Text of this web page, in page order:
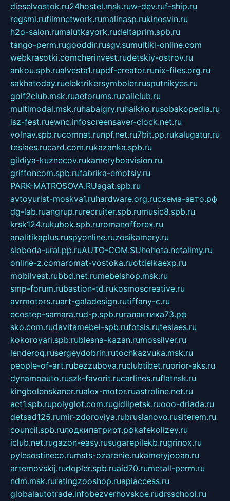
dieselvostok.ru24hostel.msk.ruw-dev.ruf-ship.ru
regsmi.rufilmnetwork.rumalinasp.rukinosvin.ru
h2o-salon.rumalutkayork.rudeltaprim.spb.ru
tango-perm.rugooddir.rusgv.sumultiki-online.com
webkrasotki.comcherinvest.rudetskiy-ostrov.ru
ankou.spb.rualvesta1.rupdf-creator.runix-files.org.ru
sakhatoday.ruelektrikersymboler.rusputnikyes.ru
golf2club.msk.ruaeforums.ruzallclub.ru
multimodal.msk.ruhabaigry.ruhaikko.rusobakopedia.ru
isz-fest.ruewnc.infoscreensaver-clock.net.ru
volnav.spb.rucomnat.runpf.net.ru7bit.pp.rukalugatur.ru
tesiaes.rucard.com.rukazanka.spb.ru
gildiya-kuznecov.rukameryboavision.ru
griffoncom.spb.rufabrika-emotsiy.ru
PARK-MATROSOVA.RUagat.spb.ru
avtoyurist-moskva1.ruhardware.org.ruсхема-авто.рф
dg-lab.ruangrup.rurecruiter.spb.rumusic8.spb.ru
krsk124.rukubok.spb.ruromanofforex.ru
analitikaplus.ruspyonline.ruzosikamery.ru
sloboda-ural.pp.ruAUTO-COM.SUhohota.netalimy.ru
online-z.comaromat-vostoka.ruotdelkaexp.ru
mobilvest.rubbd.net.rumebelshop.msk.ru
smp-forum.rubastion-td.rukosmoscreative.ru
avrmotors.ruart-galadesign.rutiffany-c.ru
ecostep-samara.rud-p.spb.ruгалактика73.рф
sko.com.rudavitamebel-spb.rufotsis.rutesiaes.ru
kokoroyari.spb.rublesna-kazan.rumossilver.ru
lenderoq.rusergeydobrin.rutochkazvuka.msk.ru
people-of-art.rubezzubova.ruclubtibet.ruorior-aks.ru
dynamoauto.ruszk-favorit.rucarlines.ruflatnsk.ru
kingbolenskaner.rualex-motor.ruastroline.net.ru
act1.spb.rupolyglot.com.rugidlipetsk.ruooo-driada.ru
detsad125.rumir-zdoroviya.rubruslanovo.rusiterem.ru
council.spb.ruлодкипатриот.рфkafekolizey.ru
iclub.net.rugazon-easy.rusugarepilekb.rugrinox.ru
pylesostineco.rumsts-ozarenie.rukameryjooan.ru
artemovskij.rudopler.spb.ruaid70.rumetall-perm.ru
ndm.msk.ruratingzooshop.ruapiaccess.ru
globalautotrade.infobezverhovskoe.rudrsschool.ru